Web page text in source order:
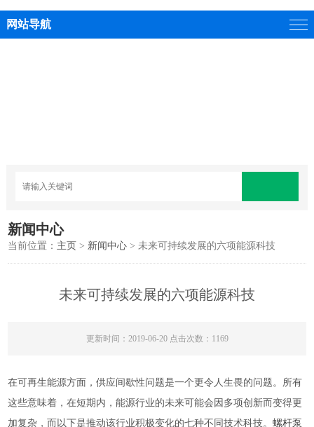
网站导航
新闻中心
当前位置： 主页 > 新闻中心 > 未来可持续发展的六项能源科技
未来可持续发展的六项能源科技
更新时间：2019-06-20 点击次数：1169
在可再生能源方面，供应间歇性问题是一个更令人生畏的问题。所有
这些意味着，在短期内，能源行业的未来可能会因多项创新而变得更
加复杂，而以下是推动该行业积极变化的七种不同技术科技。螺杆泵